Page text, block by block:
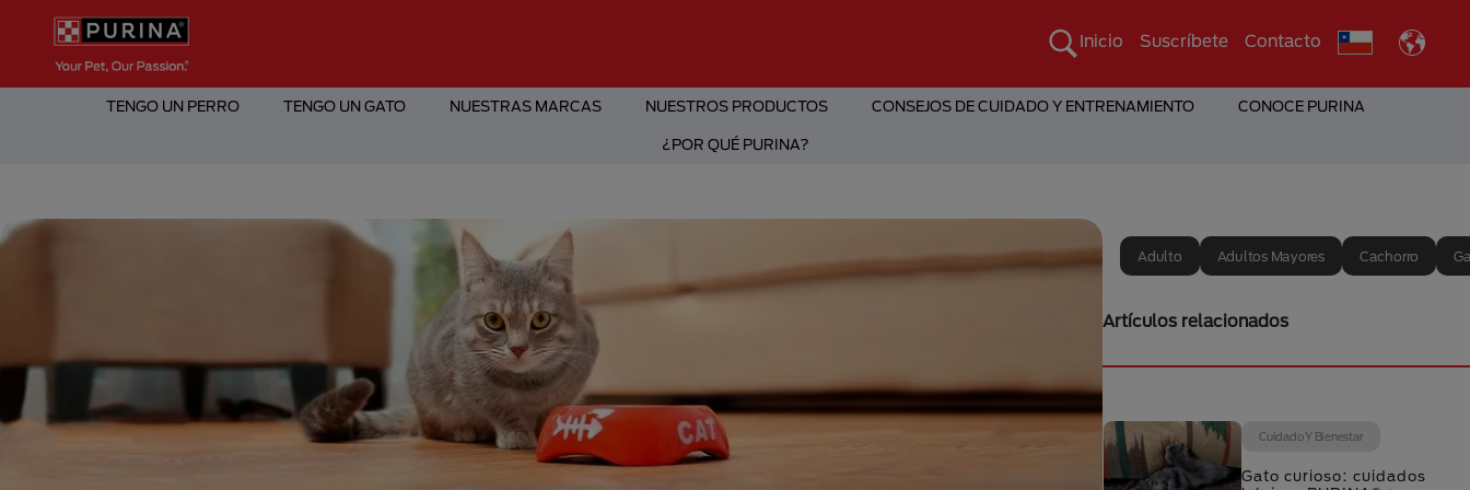
Pasar al contenido principal
Menú Secundario Purina
Inicio Suscríbete Contacto
Menú Principal Purina
TENGO UN PERRO TENGO UN GATO NUESTRAS MARCAS NUESTROS PRODUCTOS CONSEJOS DE CUIDADO Y ENTRENAMIENTO CONOCE PURINA
¿POR QUÉ PURINA?
Adulto Adultos Mayores Cachorro
Artículos relacionados
Cuidado Y Bienestar
Gato curioso: cuidados